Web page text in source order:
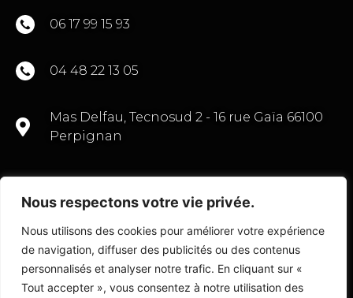
Nous respectons votre vie privée.
Nous utilisons des cookies pour améliorer votre expérience
de navigation, diffuser des publicités ou des contenus
personnalisés et analyser notre trafic. En cliquant sur «
Tout accepter », vous consentez à notre utilisation des
06 17 99 15 93
04 48 22 13 05
Mas Delfau, Tecnosud 2 - 16 rue Gaïa 66100
Perpignan
CONTACTEZ-NOUS